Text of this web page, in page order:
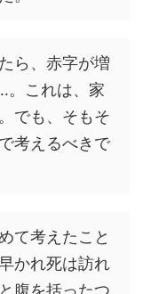
ら、赤字が増
。これは、家
でも、そもそ
考えるべきで
て考えたこと
かれ死は訪れ
腹を括ったつ